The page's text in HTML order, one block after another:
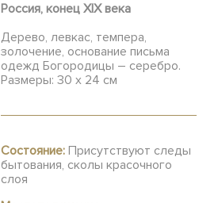
Россия, конец XIX века
Дерево, левкас, темпера,
золочение, основание письма
одежд Богородицы – серебро.
Размеры: 30 х 24 см
Состояние: Присутствуют следы
бытования, сколы красочного
слоя